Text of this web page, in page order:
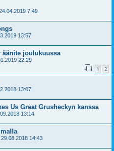
7:49
13:57
äänite joulukuussa
22:29
1 2
13:07
Us Great Grusheckyn kanssa
13:14
29.08.2018 14:43